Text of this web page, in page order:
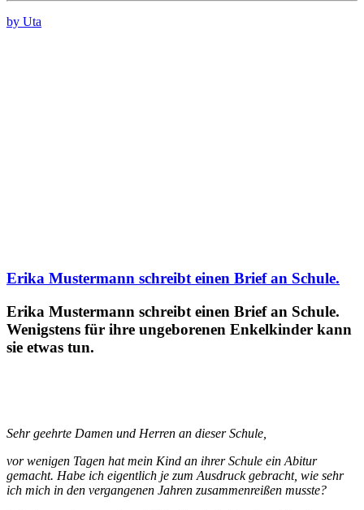
by Uta
Erika Mustermann schreibt einen Brief an Schule.
Erika Mustermann schreibt einen Brief an Schule.
Wenigstens für ihre ungeborenen Enkelkinder kann
sie etwas tun.
Sehr geehrte Damen und Herren an dieser Schule,
vor wenigen Tagen hat mein Kind an ihrer Schule ein Abitur
gemacht. Habe ich eigentlich je zum Ausdruck gebracht, wie sehr
ich mich in den vergangenen Jahren zusammenreißen musste?